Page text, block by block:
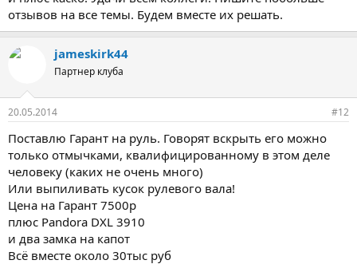
отзывов на все темы. Будем вместе их решать.
jameskirk44
Партнер клуба
20.05.2014 #12
Поставлю Гарант на руль. Говорят вскрыть его можно
только отмычками, квалифицированному в этом деле
человеку (каких не очень много)
Или выпиливать кусок рулевого вала!
Цена на Гарант 7500р
плюс Pandora DXL 3910
и два замка на капот
Всё вместе около 30тыс руб